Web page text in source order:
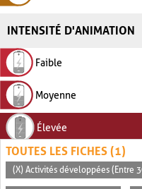
INTENSITÉ D'ANIMATION
Faible
Moyenne
Élevée
TOUTES LES FICHES (1)
(X) Activités développées (Entre